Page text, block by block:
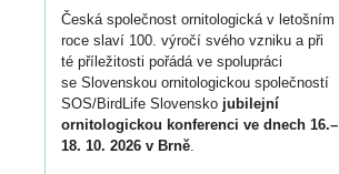
Česká společnost ornitologická v letošním
roce slaví 100. výročí svého vzniku a při
té příležitosti pořádá ve spolupráci
se Slovenskou ornitologickou společností
SOS/BirdLife Slovensko jubilejní
ornitologickou konferenci ve dnech 16.–
18. 10. 2026 v Brně.